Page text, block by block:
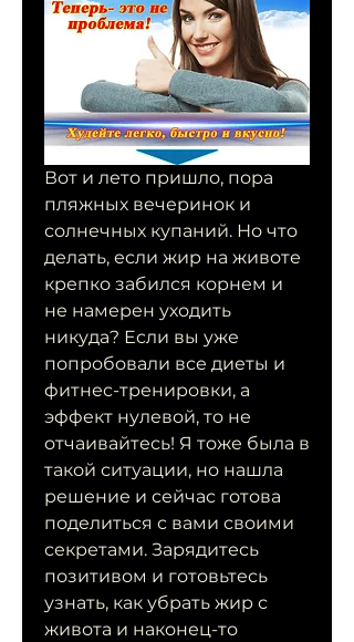
Вот и лето пришло, пора
пляжных вечеринок и
солнечных купаний. Но что
делать, если жир на животе
крепко забился корнем и
не намерен уходить
никуда? Если вы уже
попробовали все диеты и
фитнес-тренировки, а
эффект нулевой, то не
отчаивайтесь! Я тоже была в
такой ситуации, но нашла
решение и сейчас готова
поделиться с вами своими
секретами. Зарядитесь
позитивом и готовьтесь
узнать, как убрать жир с
живота и наконец-то